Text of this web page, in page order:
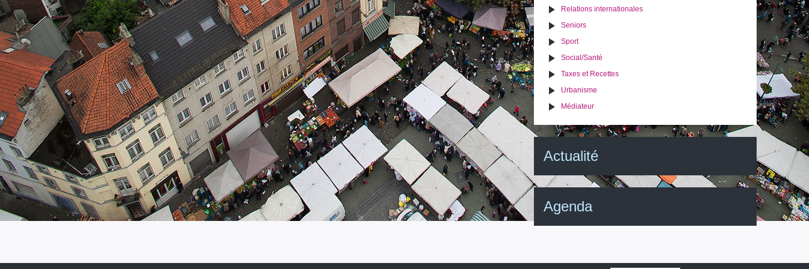
Relations internationales
Seniors
Sport
Social/Santé
Taxes et Recettes
Urbanisme
Médiateur
Actualité
Agenda